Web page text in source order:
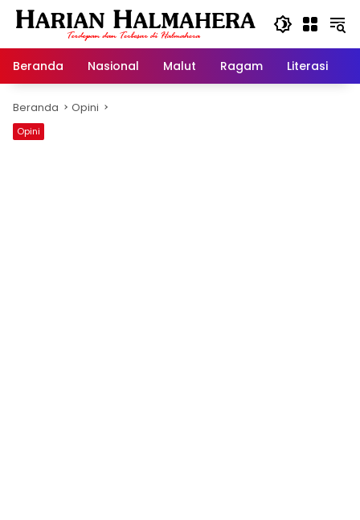
Langsung
Beranda
Nasional Malut Ragam Literasi
Beranda Opini
Opini